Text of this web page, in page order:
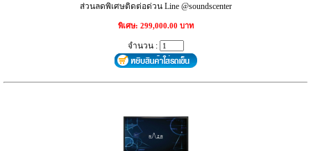
ส่วนลดพิเศษติดต่อด่วน Line @soundscenter
พิเศษ: 299,000.00 บาท
จำนวน :